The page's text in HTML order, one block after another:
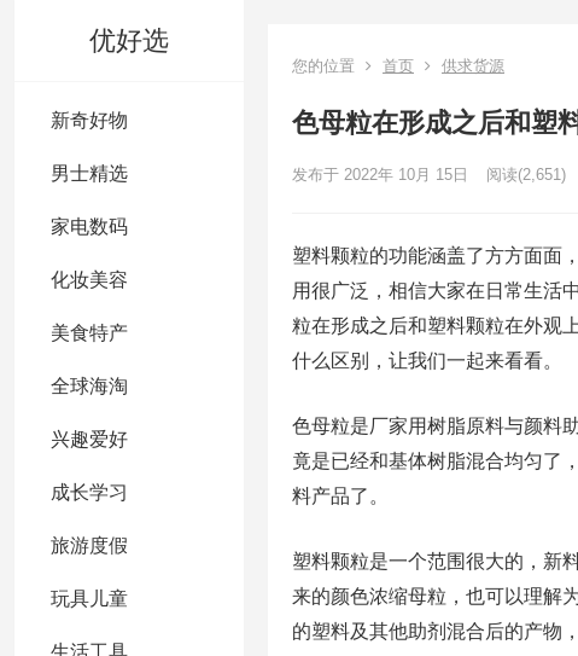
优好选
新奇好物
男士精选
家电数码
化妆美容
美食特产
全球海淘
兴趣爱好
成长学习
旅游度假
玩具儿童
生活工具
您的位置 首页 供求货源
色母粒在形成之后和塑
发布于 2022年 10月 15日 阅读(2,651)
塑料颗粒的功能涵盖了方方面面
用很广泛，相信大家在日常生活
粒在形成之后和塑料颗粒在外观
什么区别，让我们一起来看看。
色母粒是厂家用树脂原料与颜料
竟是已经和基体树脂混合均匀了
料产品了。
塑料颗粒是一个范围很大的，新
来的颜色浓缩母粒，也可以理解
的塑料及其他助剂混合后的产物